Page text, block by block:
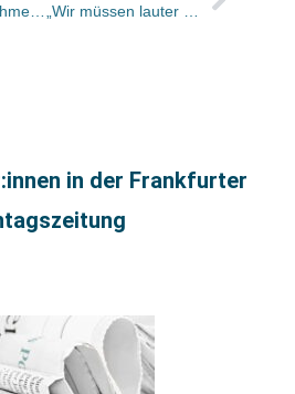
Buchmesse-Rahmenprogramm: Ausstellung „Hybrid Tbilisi“ im Deutschen Architekturmuseum
„Wir müssen lauter werden“
in der Frankfurter